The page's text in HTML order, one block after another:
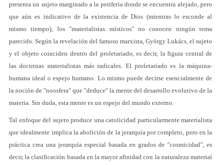
presenta un sujeto marginado a la periferia donde se encuentra alejado, pero
que aún es indicativo de la existencia de Dios (mientras lo esconde al
mismo tiempo), los "materialistas místicos" no conocen ningún tema
parecido. Según la revelación del famoso marxista, György Lukács, el sujeto
y el objeto coinciden dentro del proletariado, es decir, la figura central de
las doctrinas materialistas más radicales. El proletariado es la máquina-
humana ideal o espejo humano. Lo mismo puede decirse esencialmente de
la noción de "noosfera" que "deduce" la mente del desarrollo evolutivo de la
materia. Sin duda, esta mente es un espejo del mundo externo.
Tal enfoque del sujeto produce una catolicidad particularmente materialista
que idealmente implica la abolición de la jerarquía por completo, pero en la
práctica crea una jerarquía especial basada en grados de "cosmicidad", es
decir, la clasificación basada en la mayor afinidad con la naturaleza material